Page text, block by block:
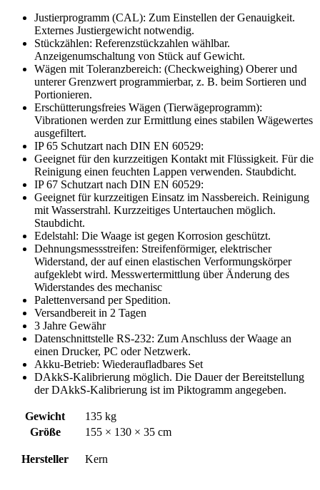
Justierprogramm (CAL): Zum Einstellen der Genauigkeit.
Externes Justiergewicht notwendig.
Stückzählen: Referenzstückzahlen wählbar.
Anzeigenumschaltung von Stück auf Gewicht.
Wägen mit Toleranzbereich: (Checkweighing) Oberer und
unterer Grenzwert programmierbar, z. B. beim Sortieren und
Portionieren.
Erschütterungsfreies Wägen (Tierwägeprogramm):
Vibrationen werden zur Ermittlung eines stabilen Wägewertes
ausgefiltert.
IP 65 Schutzart nach DIN EN 60529:
Geeignet für den kurzzeitigen Kontakt mit Flüssigkeit. Für die
Reinigung einen feuchten Lappen verwenden. Staubdicht.
IP 67 Schutzart nach DIN EN 60529:
Geeignet für kurzzeitigen Einsatz im Nassbereich. Reinigung
mit Wasserstrahl. Kurzzeitiges Untertauchen möglich.
Staubdicht.
Edelstahl: Die Waage ist gegen Korrosion geschützt.
Dehnungsmessstreifen: Streifenförmiger, elektrischer
Widerstand, der auf einen elastischen Verformungskörper
aufgeklebt wird. Messwertermittlung über Änderung des
Widerstandes des mechanisc
Palettenversand per Spedition.
Versandbereit in 2 Tagen
3 Jahre Gewähr
Datenschnittstelle RS-232: Zum Anschluss der Waage an
einen Drucker, PC oder Netzwerk.
Akku-Betrieb: Wiederaufladbares Set
DAkkS-Kalibrierung möglich. Die Dauer der Bereitstellung
der DAkkS-Kalibrierung ist im Piktogramm angegeben.
Gewicht
135 kg
Größe
155 × 130 × 35 cm
Hersteller Kern